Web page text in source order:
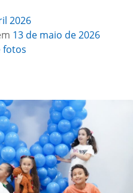
2026
13 de maio de 2026
fotos